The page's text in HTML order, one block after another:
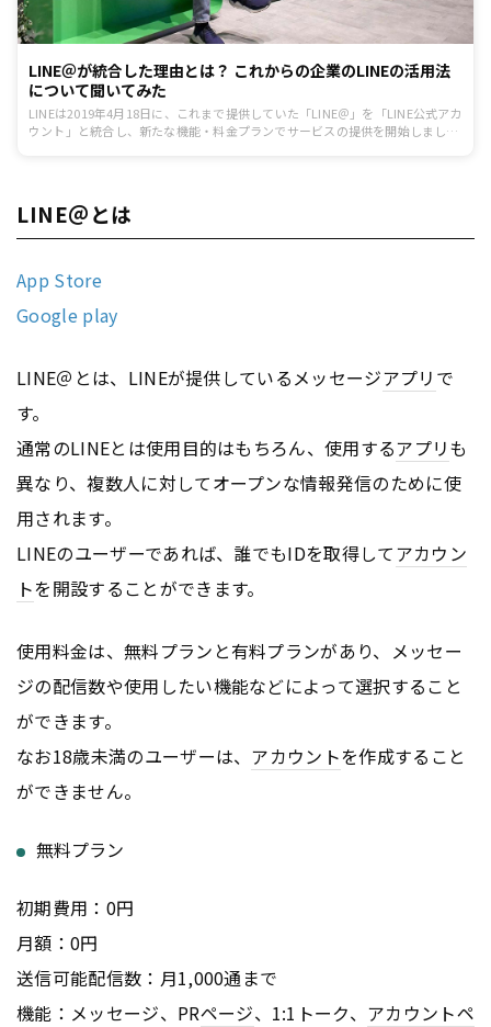
LINE＠が統合した理由とは？ これからの企業のLINEの活用法
について聞いてみた
LINEは2019年4月18日に、これまで提供していた「LINE＠」を「LINE公式アカ
ウント」と統合し、新たな機能・料金プランでサービスの提供を開始しまし
LINE＠とは
App Store
Google play
LINE＠とは、LINEが提供しているメッセージアプリ で
す。
通常のLINEとは使用目的はもちろん、使用するアプリも
異なり、複数人に対してオープンな情報発信のために使
用されます。
LINEのユーザーであれば、誰でもIDを取得してアカウン
トを開設することができます。
使用料金は、無料プランと有料プランがあり、メッセー
ジの配信数や使用したい機能などによって選択すること
ができます。
なお18歳未満のユーザーは、 アカウントを作成すること
ができません。
無料プラン
初期費用：0円
月額：0円
送信可能配信数：月1,000通まで
機能：メッセージ、PRページ、1:1トーク、 アカウントペ